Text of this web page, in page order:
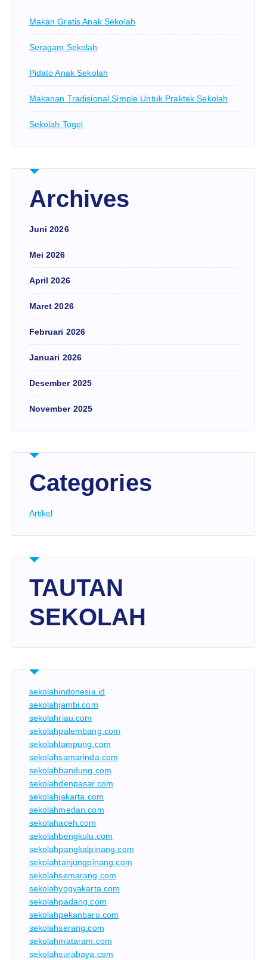
Makan Gratis Anak Sekolah
Seragam Sekolah
Pidato Anak Sekolah
Makanan Tradisional Simple Untuk Praktek Sekolah
Sekolah Togel
Archives
Juni 2026
Mei 2026
April 2026
Maret 2026
Februari 2026
Januari 2026
Desember 2025
November 2025
Categories
Artikel
TAUTAN
SEKOLAH
sekolahindonesia.id
sekolahjambi.com
sekolahriau.com
sekolahpalembang.com
sekolahlampung.com
sekolahsamarinda.com
sekolahbandung.com
sekolahdenpasar.com
sekolahjakarta.com
sekolahmedan.com
sekolahaceh.com
sekolahbengkulu.com
sekolahpangkalpinang.com
sekolahtanjungpinang.com
sekolahsemarang.com
sekolahyogyakarta.com
sekolahpadang.com
sekolahpekanbaru.com
sekolahserang.com
sekolahmataram.com
sekolahsurabaya.com